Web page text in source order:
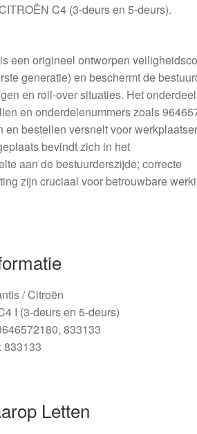
C4 (3-deurs en 5-deurs).
een origineel ontworpen
generatie) en beschermt de
en roll-over situaties. Het
en onderdelenummers zoals
en bestellen versnelt voor
bevindt zich in het
aan de bestuurderszijde; correcte
zijn cruciaal voor betrouwbare
/ Citroën
I (3-deurs en 5-deurs)
833133
833133
Letten